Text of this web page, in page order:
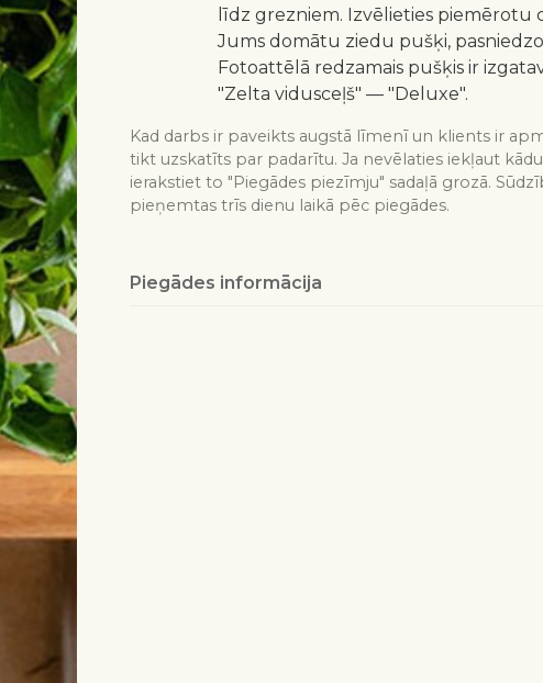
līdz grezniem. Izvēlieties piemērotu
Jums domātu ziedu pušķi,
Fotoattēlā redzamais pušķis ir
"Zelta vidusceļš" — "Deluxe".
Kad darbs ir paveikts augstā līmenī un klients ir
tikt uzskatīts par padarītu. Ja nevēlaties iekļaut
ierakstiet to "Piegādes piezīmju" sadaļā grozā.
pieņemtas trīs dienu laikā pēc piegādes.
Piegādes informācija